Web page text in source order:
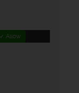
✓ Allow